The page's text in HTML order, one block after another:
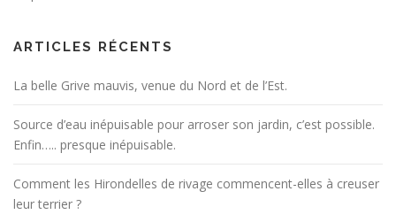
s
a
r
i
c
l
e
ARTICLES RÉCENTS
La belle Grive mauvis, venue du Nord et de l’Est.
Source d’eau inépuisable pour arroser son jardin, c’est possible.
Enfin….. presque inépuisable.
Comment les Hirondelles de rivage commencent-elles à creuser
leur terrier ?